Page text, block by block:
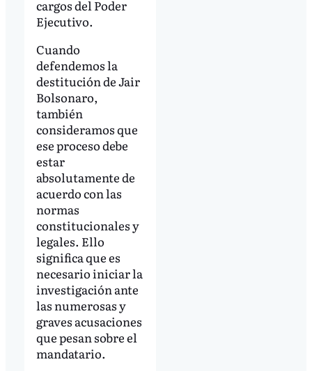
cargos del Poder
Ejecutivo.
Cuando
defendemos la
destitución de Jair
Bolsonaro,
también
consideramos que
ese proceso debe
estar
absolutamente de
acuerdo con las
normas
constitucionales y
legales. Ello
significa que es
necesario iniciar la
investigación ante
las numerosas y
graves acusaciones
que pesan sobre el
mandatario.